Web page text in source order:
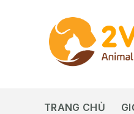
TRANG CHỦ